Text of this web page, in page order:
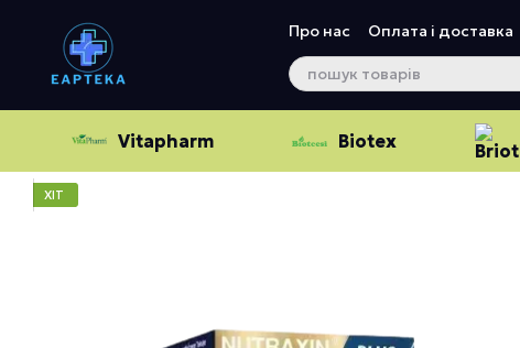
Про нас Оплата і доставка
Vitapharm Biotex
ХІТ